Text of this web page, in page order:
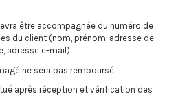
être accompagnée du numéro de
du client (nom, prénom, adresse de
adresse e-mail).
ne sera pas remboursé.
après réception et vérification des